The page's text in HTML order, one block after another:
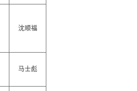
沈顺福
马士彪